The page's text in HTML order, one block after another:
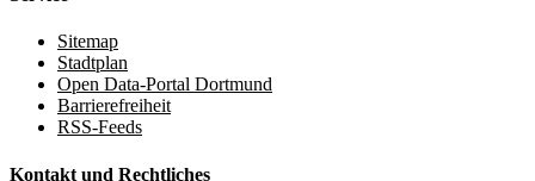
Sitemap
Stadtplan
Open Data-Portal Dortmund
Barrierefreiheit
RSS-Feeds
Kontakt und Rechtliches